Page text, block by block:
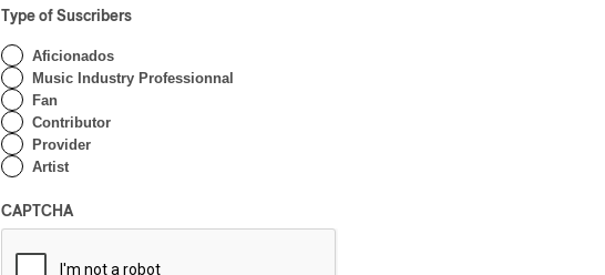
Type of Suscribers
Aficionados
Music Industry Professionnal
Fan
Contributor
Provider
Artist
CAPTCHA